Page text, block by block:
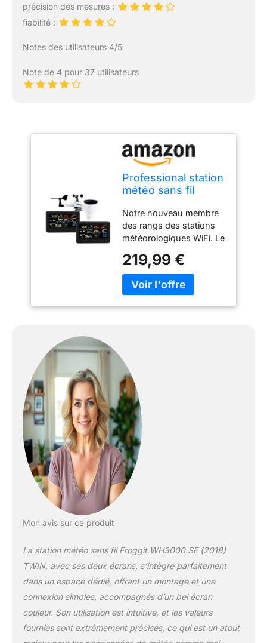
précision des mesures :
fiabilité :
Notes des utilisateurs 4/5
Note de 4 pour 37 utilisateurs
Professional station
météo sans fil
(2018) TWIN (2
Displays) - Internet
WiFi Station
météorologique
Notre nouveau membre
des rangs des stations
météorologiques WiFi. Le
dernières technologies
de mesure du temps
avec la dernière
vous pouvez télécharger
vos données météo à
Météo Server comme
Weather Underground en
temps réel. Merci à la
connexion Internet, vous
avez donc une vue
d'ensemble de vos
informations
météorologiques
globales. us n'avez pas
il existe maintenant une
application de
configuration avec
laquelle vous pouvez
définir l'étape de la
station météo par étape.
Il est facile! Le roman
conçu unité Y extérieur
219,99 €
Mon avis sur ce produit
La station météo sans fil Froggit WH3000 SE (2018)
TWIN, avec ses deux écrans, s’intègre parfaitement
dans un espace dédié, offrant un montage et une
connexion simples, accompagnés d’un bel écran
couleur. Son utilisation est intuitive, et les valeurs
fournies sont extrêmement précises, ce qui est un atout